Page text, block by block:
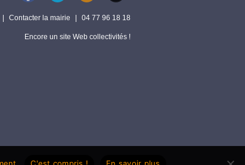
Contacter la mairie 04 77 96 18 18
Encore un site Web collectivités !